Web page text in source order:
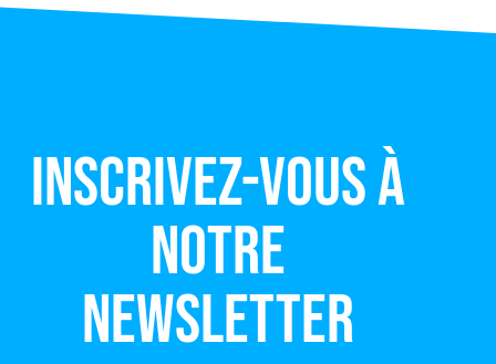
Inscrivez-vous à
notre
newsletter